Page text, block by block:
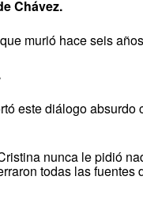
Chávez.
murió hace seis
este diálogo
nunca le pidió
todas las fuentes